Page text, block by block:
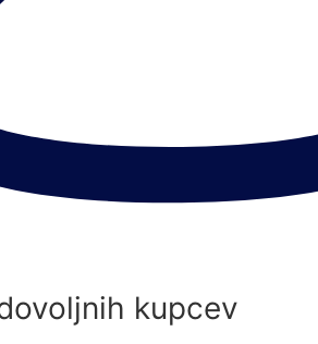
kupcev